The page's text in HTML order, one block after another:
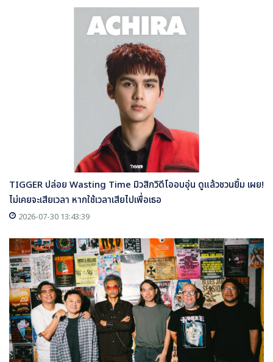
TIGGER ปล่อย Wasting Time มิวสิกวิดีโออบอุ่น ดูแล้วชวนยิ้ม เผย!
ไม่เคยจะเสียเวลา หากใช้เวลาเสียไปเพื่อเธอ
2026-07-30 13:43:39